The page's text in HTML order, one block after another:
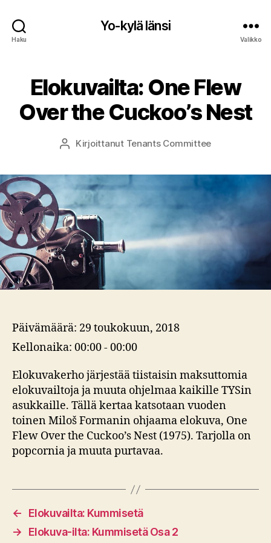
Haku
Yo-kylä länsi
Valikko
Elokuvailta: One Flew
Over the Cuckoo’s Nest
Kirjoittaja
Kirjoittanut Tenants Committee
Päivämäärä: 29 toukokuun, 2018
Kellonaika: 00:00 - 00:00
Elokuvakerho järjestää tiistaisin maksuttomia
elokuvailtoja ja muuta ohjelmaa kaikille TYSin
asukkaille. Tällä kertaa katsotaan vuoden
toinen Miloš Formanin ohjaama elokuva, One
Flew Over the Cuckoo’s Nest (1975). Tarjolla on
popcornia ja muuta purtavaa.
←
Elokuvailta: Kummisetä
→
Elokuva-ilta: Kummisetä Osa 2